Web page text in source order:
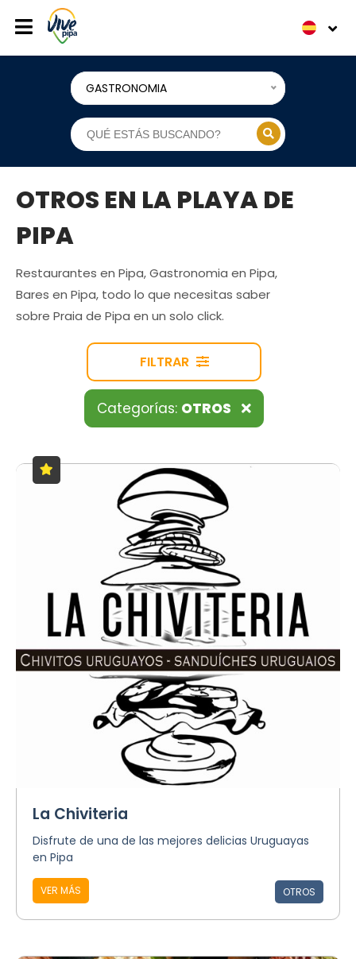
GASTRONOMIA
OTROS EN LA PLAYA DE
PIPA
Restaurantes en Pipa, Gastronomia en Pipa,
Bares en Pipa, todo lo que necesitas saber
sobre Praia de Pipa en un solo click.
FILTRAR
Categorías: OTROS
La Chiviteria
Disfrute de una de las mejores delicias Uruguayas
en Pipa
VER MÁS OTROS